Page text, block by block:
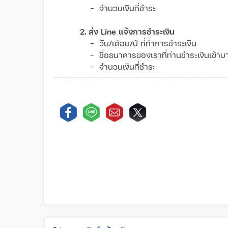
- จำนวนเงินที่ชำระ
2. ส่ง Line แจ้งการชำระเงิน
- วัน/เดือน/ปี ที่ทำการชำระเงิน
- ชื่อธนาคารของเราที่ท่านชำระเงินเข้
- จำนวนเงินที่ชำระ